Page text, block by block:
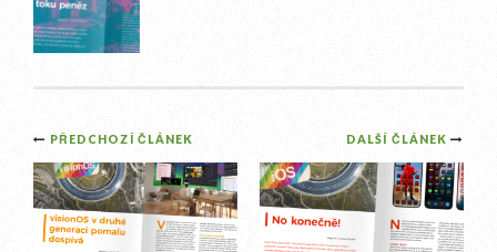
Post
navigation
DALŠÍ ČLÁNEK
PŘEDCHOZÍ ČLÁNEK